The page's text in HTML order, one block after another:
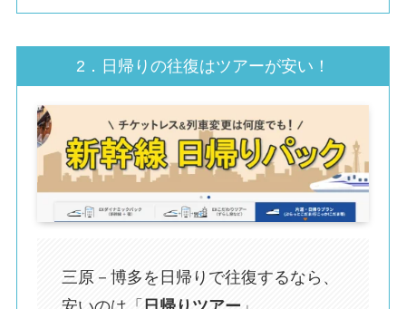
2．日帰りの往復はツアーが安い！
三原－博多を日帰りで往復するなら、